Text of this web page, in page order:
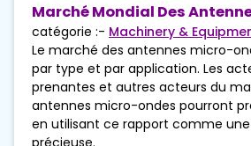
Marché Mondial Des
catégorie :- Machinery &
Le marché des antennes micro-
par type et par application. Les
prenantes et autres acteurs du
antennes micro-ondes pourront
en utilisant ce rapport comme
précieuse.